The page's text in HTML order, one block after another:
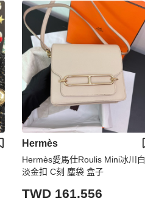
Hermès
Hermès愛馬仕Roulis Mini冰川白
淡金扣 C刻 塵袋 盒子
TWD 161,556